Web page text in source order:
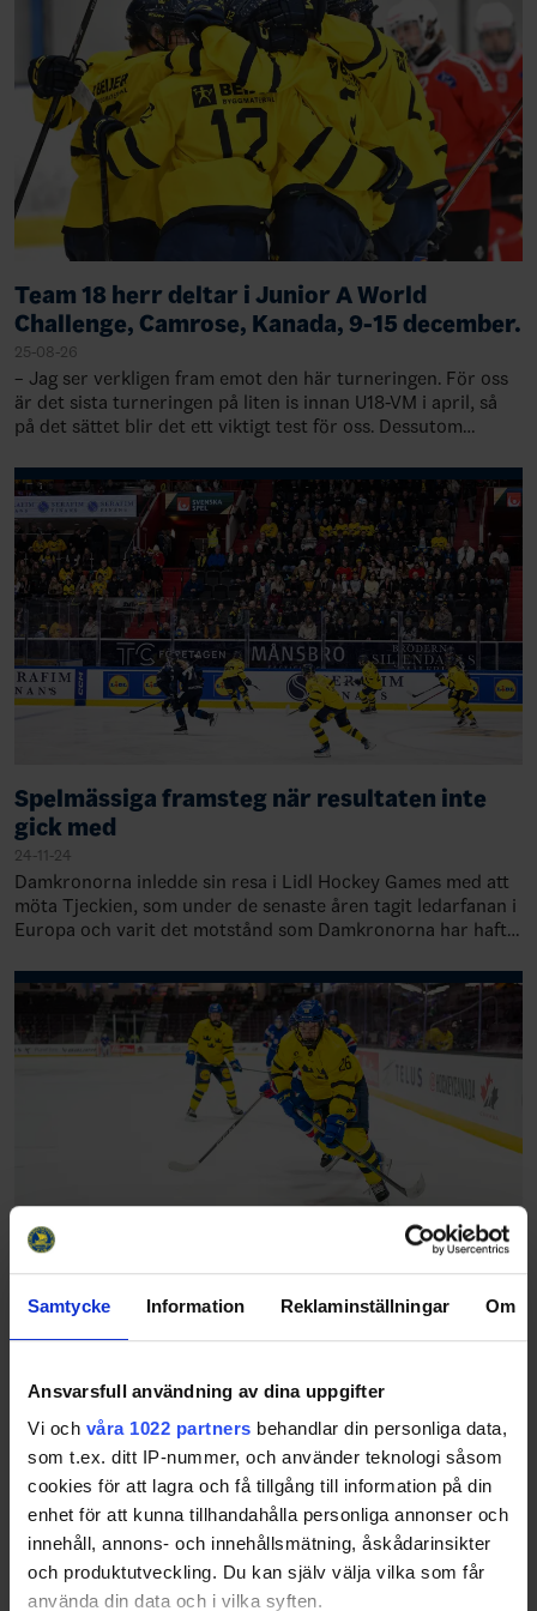
Samtycke Information Reklaminställningar Om
Ansvarsfull användning av dina uppgifter
Vi och våra 1022 partners behandlar din personliga data,
som t.ex. ditt IP-nummer, och använder teknologi såsom
cookies för att lagra och få tillgång till information på din
enhet för att kunna tillhandahålla personliga annonser och
innehåll, annons- och innehållsmätning, åskådarinsikter
och produktutveckling. Du kan själv välja vilka som får
använda din data och i vilka syften.
Team 18 herr deltar i Junior A World
Challenge, Camrose, Kanada, 9-15 december.
25-08-26
– Jag ser verkligen fram emot den här turneringen. För oss
är det sista turneringen på liten is innan U18-VM i april, så
på det sättet blir det ett viktigt test för oss. Dessutom
Spelmässiga framsteg när resultaten inte
gick med
24-11-24
Damkronorna inledde sin resa i Lidl Hockey Games med att
möta Tjeckien, som under de senaste åren tagit ledarfanan i
Europa och varit det motstånd som Damkronorna har haft
Bronspengen i Kanada - en viktig erfarenhet
Turneringen innebär det första testet på den
start visade laget att de hanterade den mindre isytan. – Jag
tycker att vi visade direkt från mat…
ShareFacebook
TwitterEmailPrint